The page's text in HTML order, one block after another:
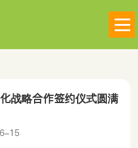
战略合作签约仪式圆满
15